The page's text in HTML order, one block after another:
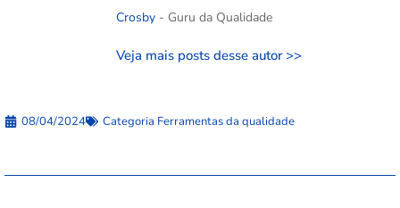
Crosby - Guru da Qualidade
Veja mais posts desse autor >>
08/04/2024 Categoria Ferramentas da qualidade